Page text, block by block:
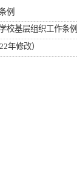
例
校基层组织工作条例
年修改）